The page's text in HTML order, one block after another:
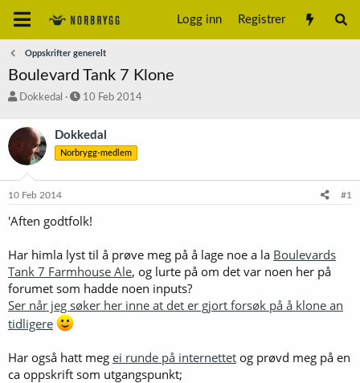
Logg inn Registrer
Oppskrifter generelt
Boulevard Tank 7 Klone
T
å
d
s
a
r
e
Dokkedal
S
r
t
a
10 Feb 2014
Dokkedal
Norbrygg-medlem
10 Feb 2014 #1
'Aften godtfolk!
Har himla lyst til å prøve meg på å lage noe a la Boulevards
Tank 7 Farmhouse Ale, og lurte på om det var noen her på
forumet som hadde noen inputs?
Ser når jeg søker her inne at det er gjort forsøk på å klone an
tidligere
Har også hatt meg ei runde på internettet og prøvd meg på en
ca oppskrift som utgangspunkt;